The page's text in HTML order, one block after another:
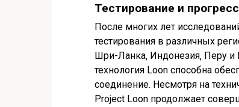
Тестирование и прогресс
После многих лет
тестирования в различных
Шри-Ланка‚ Индонезия‚ Перу и
технология Loon способна
соединение. Несмотря на
Project Loon продолжает